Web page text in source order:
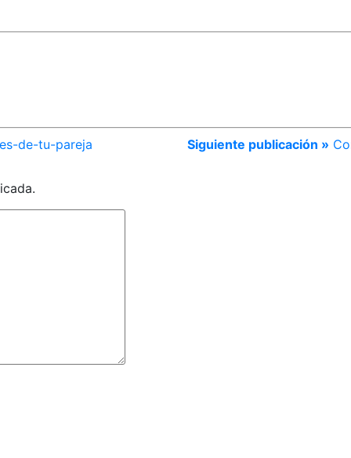
de-tu-pareja Siguiente publicación »